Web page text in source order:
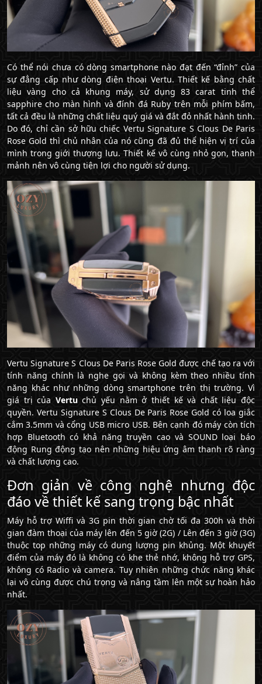
Có thể nói chưa có dòng smartphone nào đạt đến “đỉnh” của
sự đẳng cấp như dòng điện thoại Vertu. Thiết kế bằng chất
liệu vàng cho cả khung máy, sử dụng 83 carat tinh thể
sapphire cho màn hình và đính đá Ruby trên mỗi phím bấm,
tất cả đều là những chất liệu quý giá và đắt đỏ nhất hành tinh.
Do đó, chỉ cần sở hữu chiếc Vertu Signature S Clous De Paris
Rose Gold thì chủ nhân của nó cũng đã đủ thể hiện vị trí của
mình trong giới thượng lưu. Thiết kế vô cùng nhỏ gọn, thanh
mảnh nên vô cùng tiện lợi cho người sử dụng.
Vertu Signature S Clous De Paris Rose Gold được chế tạo ra với
tính năng chính là nghe gọi và không kèm theo nhiều tính
năng khác như những dòng smartphone trên thị trường. Vì
giá trị của Vertuchủ yếu nằm ở thiết kế và chất liệu độc
quyền. Vertu Signature S Clous De Paris Rose Gold có loa giắc
cắm 3.5mm và cổng USB micro USB. Bên cạnh đó máy còn tích
hợp Bluetooth có khả năng truyền cao và SOUND loại báo
động Rung động tạo nên những hiệu ứng âm thanh rõ ràng
và chất lượng cao.
Đơn giản về công nghệ nhưng độc
đáo về thiết kế sang trọng bậc nhất
Máy hỗ trợ Wiffi và 3G pin thời gian chờ tối đa 300h và thời
gian đàm thoại của máy lên đến 5 giờ (2G) / Lên đến 3 giờ (3G)
thuộc top những máy có dung lượng pin khủng. Một khuyết
điểm của máy đó là không có khe thẻ nhớ, không hỗ trợ GPS,
không có Radio và camera. Tuy nhiên những chức năng khác
lại vô cùng được chú trọng và nâng tầm lên một sự hoàn hảo
nhất.